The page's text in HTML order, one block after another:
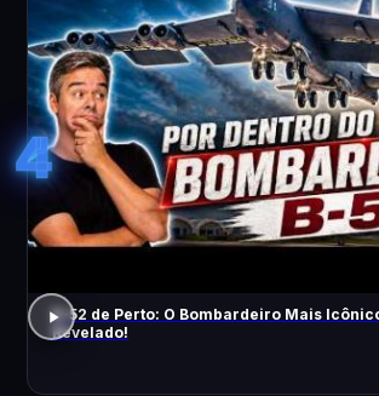
4
B-52 de Perto: O Bombardeiro Mais
Revelado!